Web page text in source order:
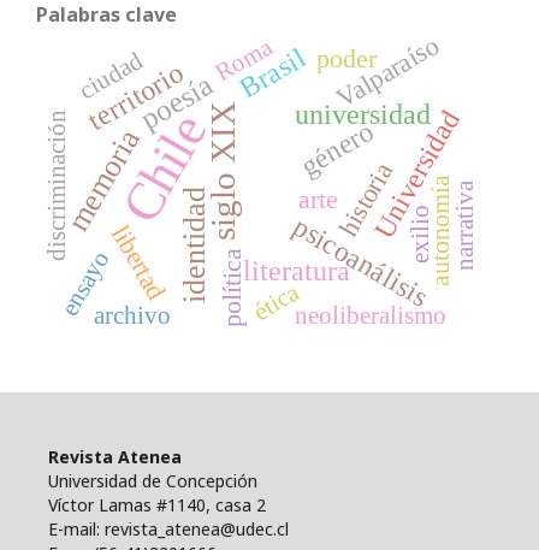
Palabras clave
Chilesiglo XIX
identidad
memoria
poesía
psicoanálisis
universidad
Universidad
literatura
territorio
género
Brasil
libertad
arte autonomía
historia
Valparaíso
poder
política
ciudad
discriminación narrativa
ética
exilio
neoliberalismo
ensayo
Roma
archivo
Revista Atenea
Universidad de Concepción
Víctor Lamas #1140, casa 2
E-mail: revista_atenea@udec.cl